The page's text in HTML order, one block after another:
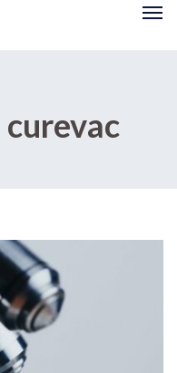
curevac